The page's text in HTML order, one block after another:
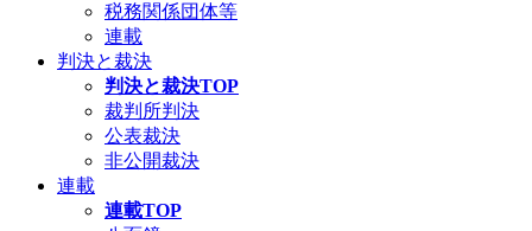
税務関係団体等
連載
判決と裁決
判決と裁決TOP
裁判所判決
公表裁決
非公開裁決
連載
連載TOP